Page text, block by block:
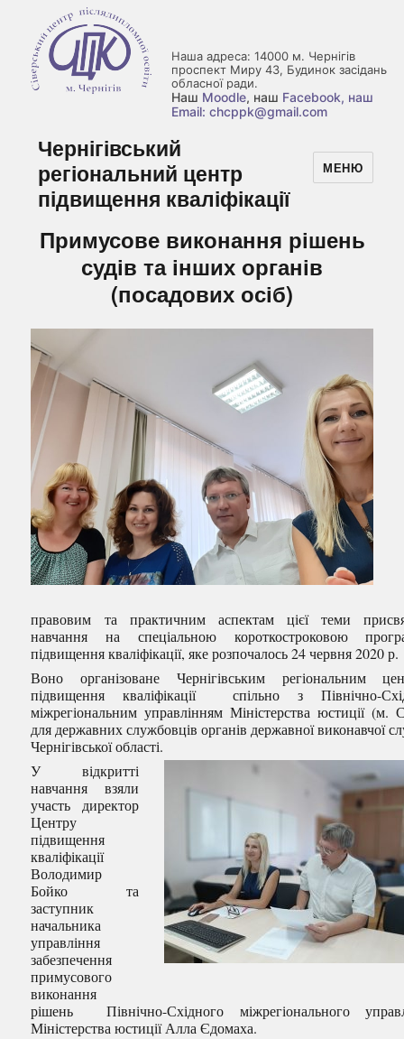
Наша адреса: 14000 м. Чернігів
проспект Миру 43, Будинок засідань
обласної ради.
Наш Moodle, наш Facebook, наш
Email: chcppk@gmail.com
Чернігівський
регіональний центр
підвищення кваліфікації
МЕНЮ
Примусове виконання рішень
судів та інших органів
(посадових осіб)
правовим та практичним аспектам цієї теми
навчання на спеціальною короткостроковою
підвищення кваліфікації, яке розпочалось 24 червня 2020 р.
Воно організоване Чернігівським регіональним
підвищення кваліфікації спільно з Північно-
міжрегіональним управлінням Міністерства юстиції (м.
для державних службовців органів державної виконавчої
Чернігівської області.
У відкритті
навчання взяли
участь директор
Центру
підвищення
кваліфікації
Володимир
Бойко та
заступник
начальника
управління
забезпечення
примусового
виконання
рішень Північно-Східного міжрегіонального
Міністерства юстиції Алла Єдомаха.